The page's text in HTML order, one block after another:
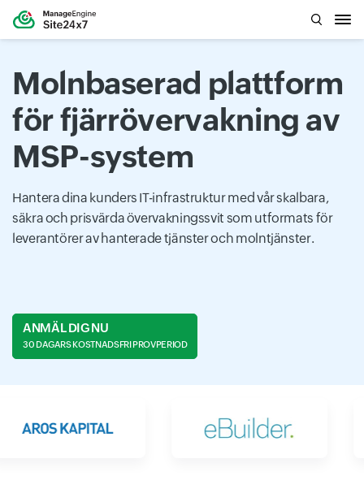
Molnbaserad plattform
för fjärrövervakning av
MSP-system
Hantera dina kunders IT-infrastruktur med vår skalbara,
säkra och prisvärda övervakningssvit som utformats för
leverantörer av hanterade tjänster och molntjänster.
ANMÄL DIG NU
30 DAGARS KOSTNADSFRI PROVPERIOD